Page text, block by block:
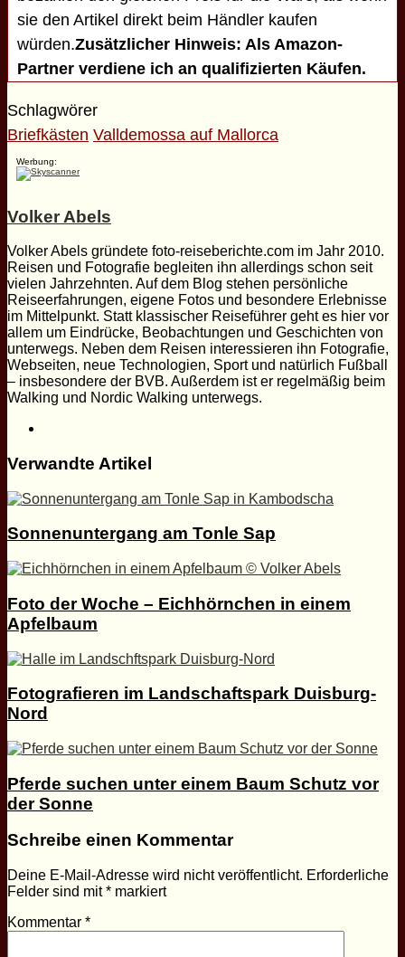
sie den Artikel direkt beim Händler kaufen
würden.Zusätzlicher Hinweis: Als Amazon-
Partner verdiene ich an qualifizierten Käufen.
Schlagwörer
Briefkästen Valldemossa auf Mallorca
Werbung:
Volker Abels
Volker Abels gründete foto-reiseberichte.com im Jahr 2010.
Reisen und Fotografie begleiten ihn allerdings schon seit
vielen Jahrzehnten. Auf dem Blog stehen persönliche
Reiseerfahrungen, eigene Fotos und besondere Erlebnisse
im Mittelpunkt. Statt klassischer Reiseführer geht es hier vor
allem um Eindrücke, Beobachtungen und Geschichten von
unterwegs. Neben dem Reisen interessieren ihn Fotografie,
Webseiten, neue Technologien, Sport und natürlich Fußball
– insbesondere der BVB. Außerdem ist er regelmäßig beim
Walking und Nordic Walking unterwegs.
Verwandte Artikel
Sonnenuntergang am Tonle Sap
Foto der Woche – Eichhörnchen in einem
Apfelbaum
Fotografieren im Landschaftspark Duisburg-
Nord
Pferde suchen unter einem Baum Schutz vor
der Sonne
Schreibe einen Kommentar
Deine E-Mail-Adresse wird nicht veröffentlicht. Erforderliche
Felder sind mit* markiert
Kommentar *